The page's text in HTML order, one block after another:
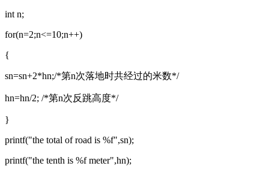
int n;
for(n=2;n<=10;n++)
{
sn=sn+2*hn;/*第n次落地时共经过的米数*/
hn=hn/2; /*第n次反跳高度*/
}
printf("the total of road is %f",sn);
printf("the tenth is %f meter",hn);